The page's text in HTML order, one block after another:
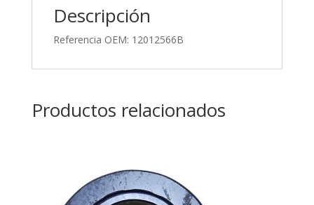
Descripción
Referencia OEM: 12012566B
Productos relacionados